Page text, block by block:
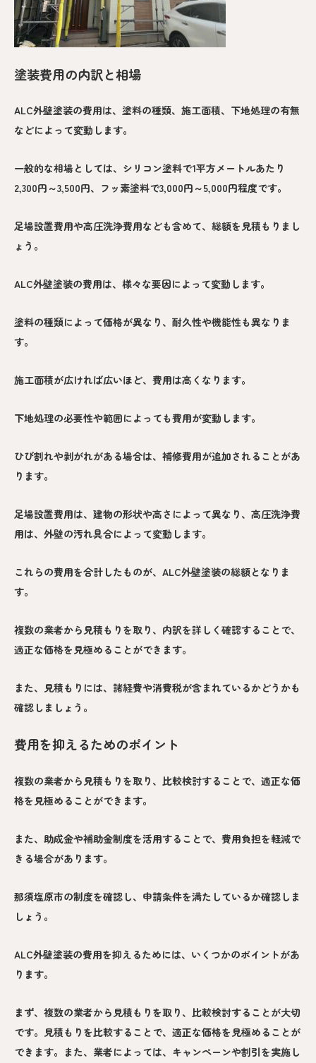
塗装費用の内訳と相場
ALC外壁塗装の費用は、塗料の種類、施工面積、下地処理の有無
などによって変動します。
一般的な相場としては、シリコン塗料で1平方メートルあたり
2,300円～3,500円、フッ素塗料で3,000円～5,000円程度です。
足場設置費用や高圧洗浄費用なども含めて、総額を見積もりまし
ょう。
ALC外壁塗装の費用は、様々な要因によって変動します。
塗料の種類によって価格が異なり、耐久性や機能性も異なりま
す。
施工面積が広ければ広いほど、費用は高くなります。
下地処理の必要性や範囲によっても費用が変動します。
ひび割れや剥がれがある場合は、補修費用が追加されることがあ
ります。
足場設置費用は、建物の形状や高さによって異なり、高圧洗浄費
用は、外壁の汚れ具合によって変動します。
これらの費用を合計したものが、ALC外壁塗装の総額となりま
す。
複数の業者から見積もりを取り、内訳を詳しく確認することで、
適正な価格を見極めることができます。
また、見積もりには、諸経費や消費税が含まれているかどうかも
確認しましょう。
費用を抑えるためのポイント
複数の業者から見積もりを取り、比較検討することで、適正な価
格を見極めることができます。
また、助成金や補助金制度を活用することで、費用負担を軽減で
きる場合があります。
那須塩原市の制度を確認し、申請条件を満たしているか確認しま
しょう。
ALC外壁塗装の費用を抑えるためには、いくつかのポイントがあ
ります。
まず、複数の業者から見積もりを取り、比較検討することが大切
です。見積もりを比較することで、適正な価格を見極めることが
できます。また、業者によっては、キャンペーンや割引を実施し